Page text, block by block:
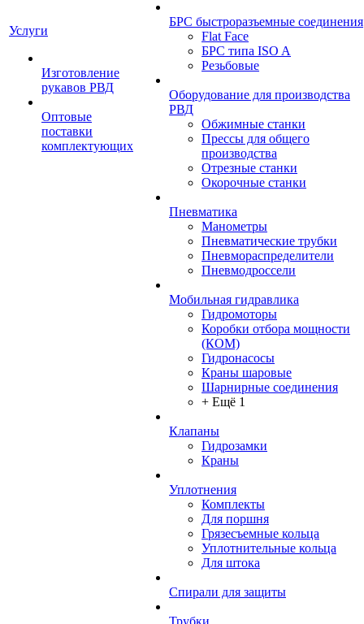
Услуги
Изготовление
рукавов РВД
Оптовые
поставки
комплектующих
БРС быстроразъемные соединения
Flat Face
БРС типа ISO A
Резьбовые
Оборудование для производства
РВД
Обжимные станки
Прессы для общего
производства
Отрезные станки
Окорочные станки
Пневматика
Манометры
Пневматические трубки
Пневмораспределители
Пневмодроссели
Мобильная гидравлика
Гидромоторы
Коробки отбора мощности
(КОМ)
Гидронасосы
Краны шаровые
Шарнирные соединения
+ Ещё 1
Клапаны
Гидрозамки
Краны
Уплотнения
Комплекты
Для поршня
Грязесъемные кольца
Уплотнительные кольца
Для штока
Спирали для защиты
Трубки